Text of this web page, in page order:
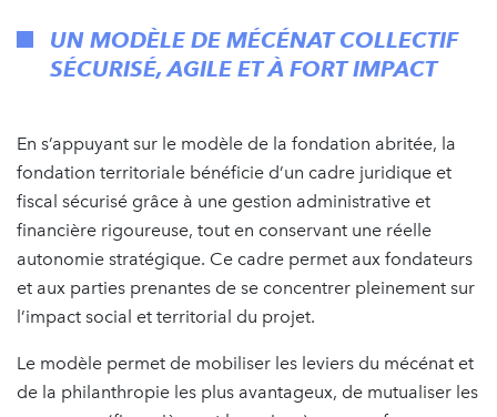
UN MODÈLE DE MÉCÉNAT COLLECTIF
SÉCURISÉ, AGILE ET À FORT IMPACT
En s’appuyant sur le modèle de la fondation abritée, la
fondation territoriale bénéficie d’un cadre juridique et
fiscal sécurisé grâce à une gestion administrative et
financière rigoureuse, tout en conservant une réelle
autonomie stratégique. Ce cadre permet aux fondateurs
et aux parties prenantes de se concentrer pleinement sur
l’impact social et territorial du projet.
Le modèle permet de mobiliser les leviers du mécénat et
de la philanthropie les plus avantageux, de mutualiser les